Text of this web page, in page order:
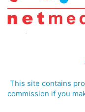
This site contains
commission if you